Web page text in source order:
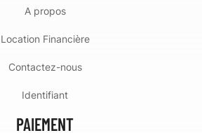
A propos
Location Financière
Contactez-nous
Identifiant
PAIEMENT